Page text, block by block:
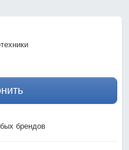
брендов